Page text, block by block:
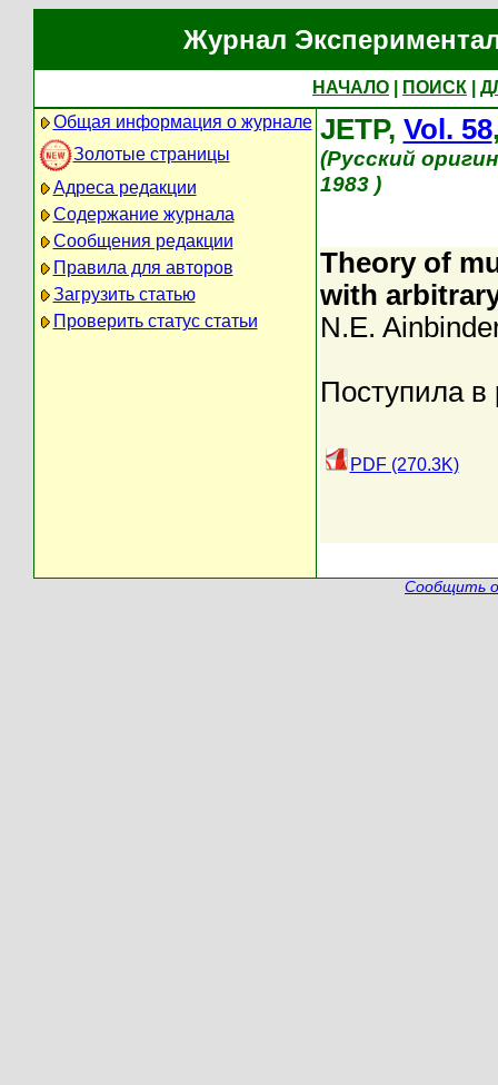
Журнал
НАЧАЛО ПОИСК
Общая информация о журнале
Золотые страницы
Адреса редакции
Содержание журнала
Сообщения редакции
Правила для авторов
Загрузить статью
Проверить статус статьи
JETP, Vol. 58
(Русский
1983 )
Theory of
with
N.E.
Поступила
PDF (270.3K)
Сообщить о